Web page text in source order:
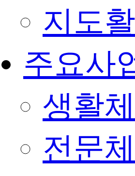
지도
주요사
생활
전문